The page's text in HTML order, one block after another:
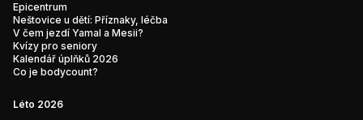
Epicentrum
Neštovice u dětí: Příznaky, léčba
V čem jezdí Yamal a Mesii?
Kvízy pro seniory
Kalendář úplňků 2026
Co je bodycount?
Léto 2026